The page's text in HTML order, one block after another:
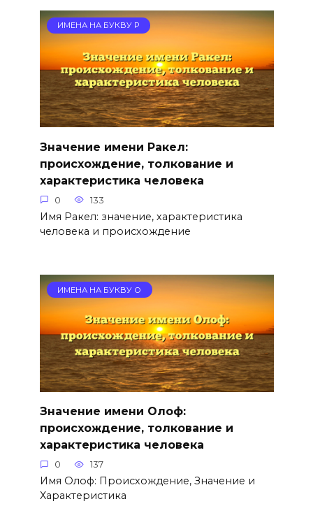
ИМЕНА НА БУКВУ Р
Значение имени Ракел:
происхождение, толкование и
характеристика человека
0 133
Имя Ракел: значение, характеристика
человека и происхождение
ИМЕНА НА БУКВУ О
Значение имени Олоф:
происхождение, толкование и
характеристика человека
0 137
Имя Олоф: Происхождение, Значение и
Характеристика